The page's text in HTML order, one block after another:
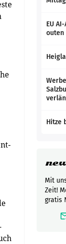
EU
outen
Hitze
Mit
Zeit!
gratis